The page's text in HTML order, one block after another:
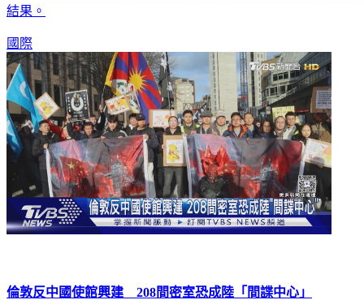
結果。
國際
倫敦反中國使館興建 208間密室恐成陸「間諜中心」